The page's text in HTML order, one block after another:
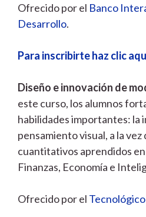
Ofrecido por el Banco
Desarrollo.
Para inscribirte haz clic
Diseño e innovación de
este curso, los alumnos
habilidades importantes: la
pensamiento visual, a la
cuantitativos aprendidos
Finanzas, Economía e
Ofrecido por el